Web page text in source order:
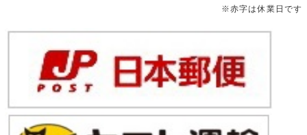
※赤字は休業日です